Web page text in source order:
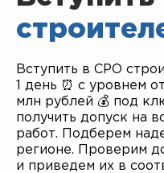
Вступить в СРО
1 день ⏰ с уровнем
млн рублей 💰 под
получить допуск на
работ. Подберем
регионе. Проверим
и приведем их в